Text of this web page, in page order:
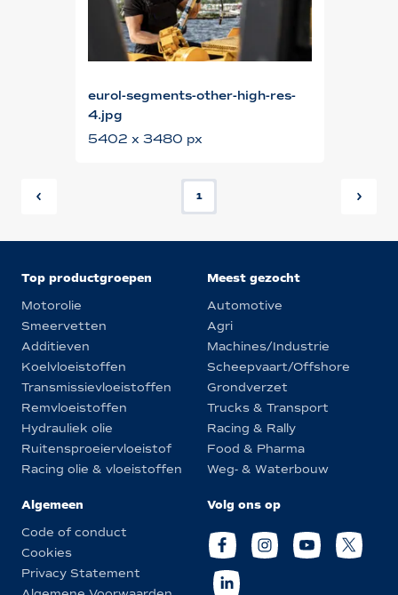
eurol-segments-other-high-res-
4.jpg
5402 x 3480 px
1
Top productgroepen
Motorolie
Smeervetten
Additieven
Koelvloeistoffen
Transmissievloeistoffen
Remvloeistoffen
Hydrauliek olie
Ruitensproeiervloeistof
Racing olie & vloeistoffen
Meest gezocht
Automotive
Agri
Machines/Industrie
Scheepvaart/Offshore
Grondverzet
Trucks & Transport
Racing & Rally
Food & Pharma
Weg- & Waterbouw
Algemeen
Code of conduct
Cookies
Privacy Statement
Volg ons op